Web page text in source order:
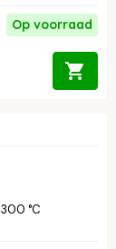
Op voorraad
300 °C